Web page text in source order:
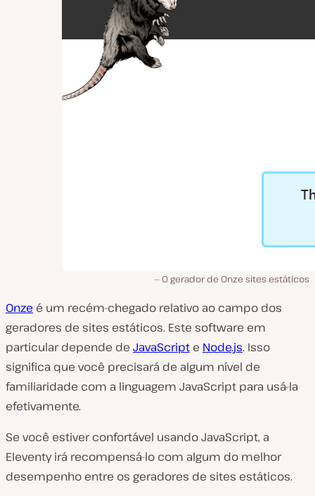
O gerador de Onze sites estáticos
Onze é um recém-chegado relativo ao campo dos
geradores de sites estáticos. Este software em
particular depende de JavaScript e Node.js. Isso
significa que você precisará de algum nível de
familiaridade com a linguagem JavaScript para usá-la
efetivamente.
Se você estiver confortável usando JavaScript, a
Eleventy irá recompensá-lo com algum do melhor
desempenho entre os geradores de sites estáticos.